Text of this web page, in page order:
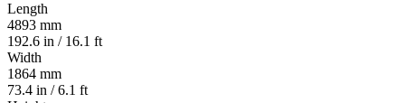
Length
4893 mm
192.6 in / 16.1 ft
Width
1864 mm
73.4 in / 6.1 ft